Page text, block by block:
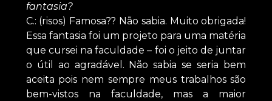
fantasia?
C.: (risos) Famosa?? Não sabia. Muito obrigada!
Essa fantasia foi um projeto para uma matéria
que cursei na faculdade – foi o jeito de juntar
o útil ao agradável. Não sabia se seria bem
aceita pois nem sempre meus trabalhos são
bem-vistos na faculdade, mas a maior